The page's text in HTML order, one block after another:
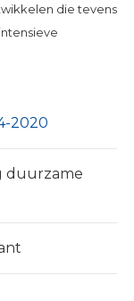
die tevens
2020
duurzame